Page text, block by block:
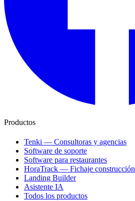
Productos
Tenki — Consultoras y agencias
Software de soporte
Software para restaurantes
HoraTrack — Fichaje construcción
Landing Builder
Asistente IA
Todos los productos